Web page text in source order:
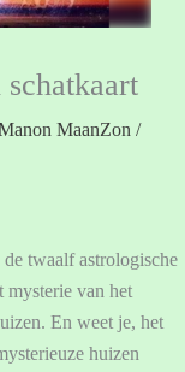
MaanZon /
twaalf astrologische
mysterie van het
En weet je, het
huizen